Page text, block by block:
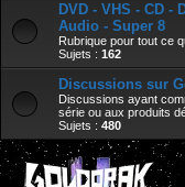
DVD - VHS - CD -
Audio - Super 8
Rubrique pour tout ce
Sujets : 162
Discussions sur
Discussions ayant
série ou aux produits
Sujets : 480